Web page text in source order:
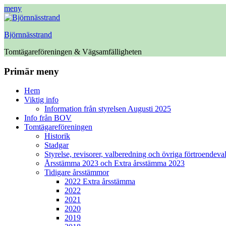
meny
Björnnässtrand
Tomtägareföreningen & Vägsamfälligheten
Facebook
Primär meny
HoppaHem
Viktig info
Information från styrelsen Augusti 2025
Info från BOV
Tomtägareföreningen
Historik
Stadgar
Styrelse, revisorer, valberedning och övriga
Årsstämma 2023 och Extra årsstämma 2023
Tidigare årsstämmor
2022 Extra årsstämma
2022
2021
2020
2019